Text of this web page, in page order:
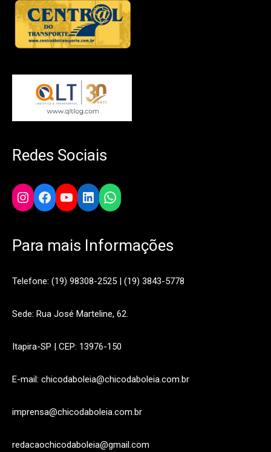
Redes Sociais
Instagram
Facebook
YouTube
LinkedIn
WhatsApp
Para mais Informações
Telefone: (19) 98308-2525 | (19) 3843-5778
Sede: Rua José Marteline, 62.
Itapira-SP | CEP: 13976-150
E-mail: chicodaboleia@chicodaboleia.com.br
imprensa@chicodaboleia.com.br
redacaochicodaboleia@gmail.com